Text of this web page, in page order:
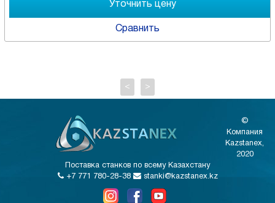
Сравнить
< >
©
Компания
Kazstanex,
2020
Поставка станков по всему Казахстану
+7 771 780-28-38
stanki@kazstanex.kz